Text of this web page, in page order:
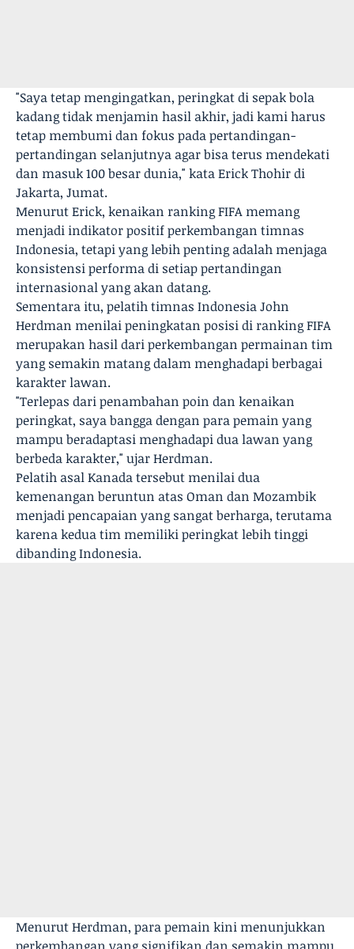
"Saya tetap mengingatkan, peringkat di sepak bola
kadang tidak menjamin hasil akhir, jadi kami harus
tetap membumi dan fokus pada pertandingan-
pertandingan selanjutnya agar bisa terus mendekati
dan masuk 100 besar dunia," kata Erick Thohir di
Jakarta, Jumat.
Menurut Erick, kenaikan ranking FIFA memang
menjadi indikator positif perkembangan timnas
Indonesia, tetapi yang lebih penting adalah menjaga
konsistensi performa di setiap pertandingan
internasional yang akan datang.
Sementara itu, pelatih timnas Indonesia John
Herdman menilai peningkatan posisi di ranking FIFA
merupakan hasil dari perkembangan permainan tim
yang semakin matang dalam menghadapi berbagai
karakter lawan.
"Terlepas dari penambahan poin dan kenaikan
peringkat, saya bangga dengan para pemain yang
mampu beradaptasi menghadapi dua lawan yang
berbeda karakter," ujar Herdman.
Pelatih asal Kanada tersebut menilai dua
kemenangan beruntun atas Oman dan Mozambik
menjadi pencapaian yang sangat berharga, terutama
karena kedua tim memiliki peringkat lebih tinggi
dibanding Indonesia.
Menurut Herdman, para pemain kini menunjukkan